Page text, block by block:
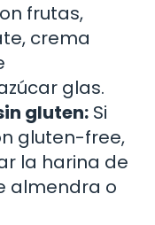
frutas,
crema
glas.
gluten: Si
gluten-free,
la harina de
almendra o